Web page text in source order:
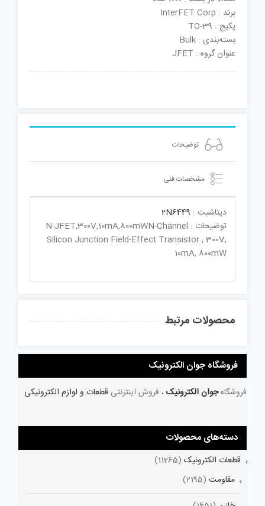
برند : InterFET Corp
پکیج : TO-39
بسته‌بندی : Bulk
عنوان گروه : JFET
توضیحات
مشخصات فنی
دیتاشیت : 2N6449
توضیحات : N-JFET,300V,10mA,800mWN-Channel
Silicon Junction Field-Effect Transistor ; 300V,
10mA, 800mW
محصولات مرتبط
فروشگاه جوان الکترونیک
فروشگاهجوان الکترونیک ، فروش اینترنتی قطعات و لوازم الکترونیکی
دسته‌های محصولات
قطعات الکترونیک (11265)
مقاومت (2195)